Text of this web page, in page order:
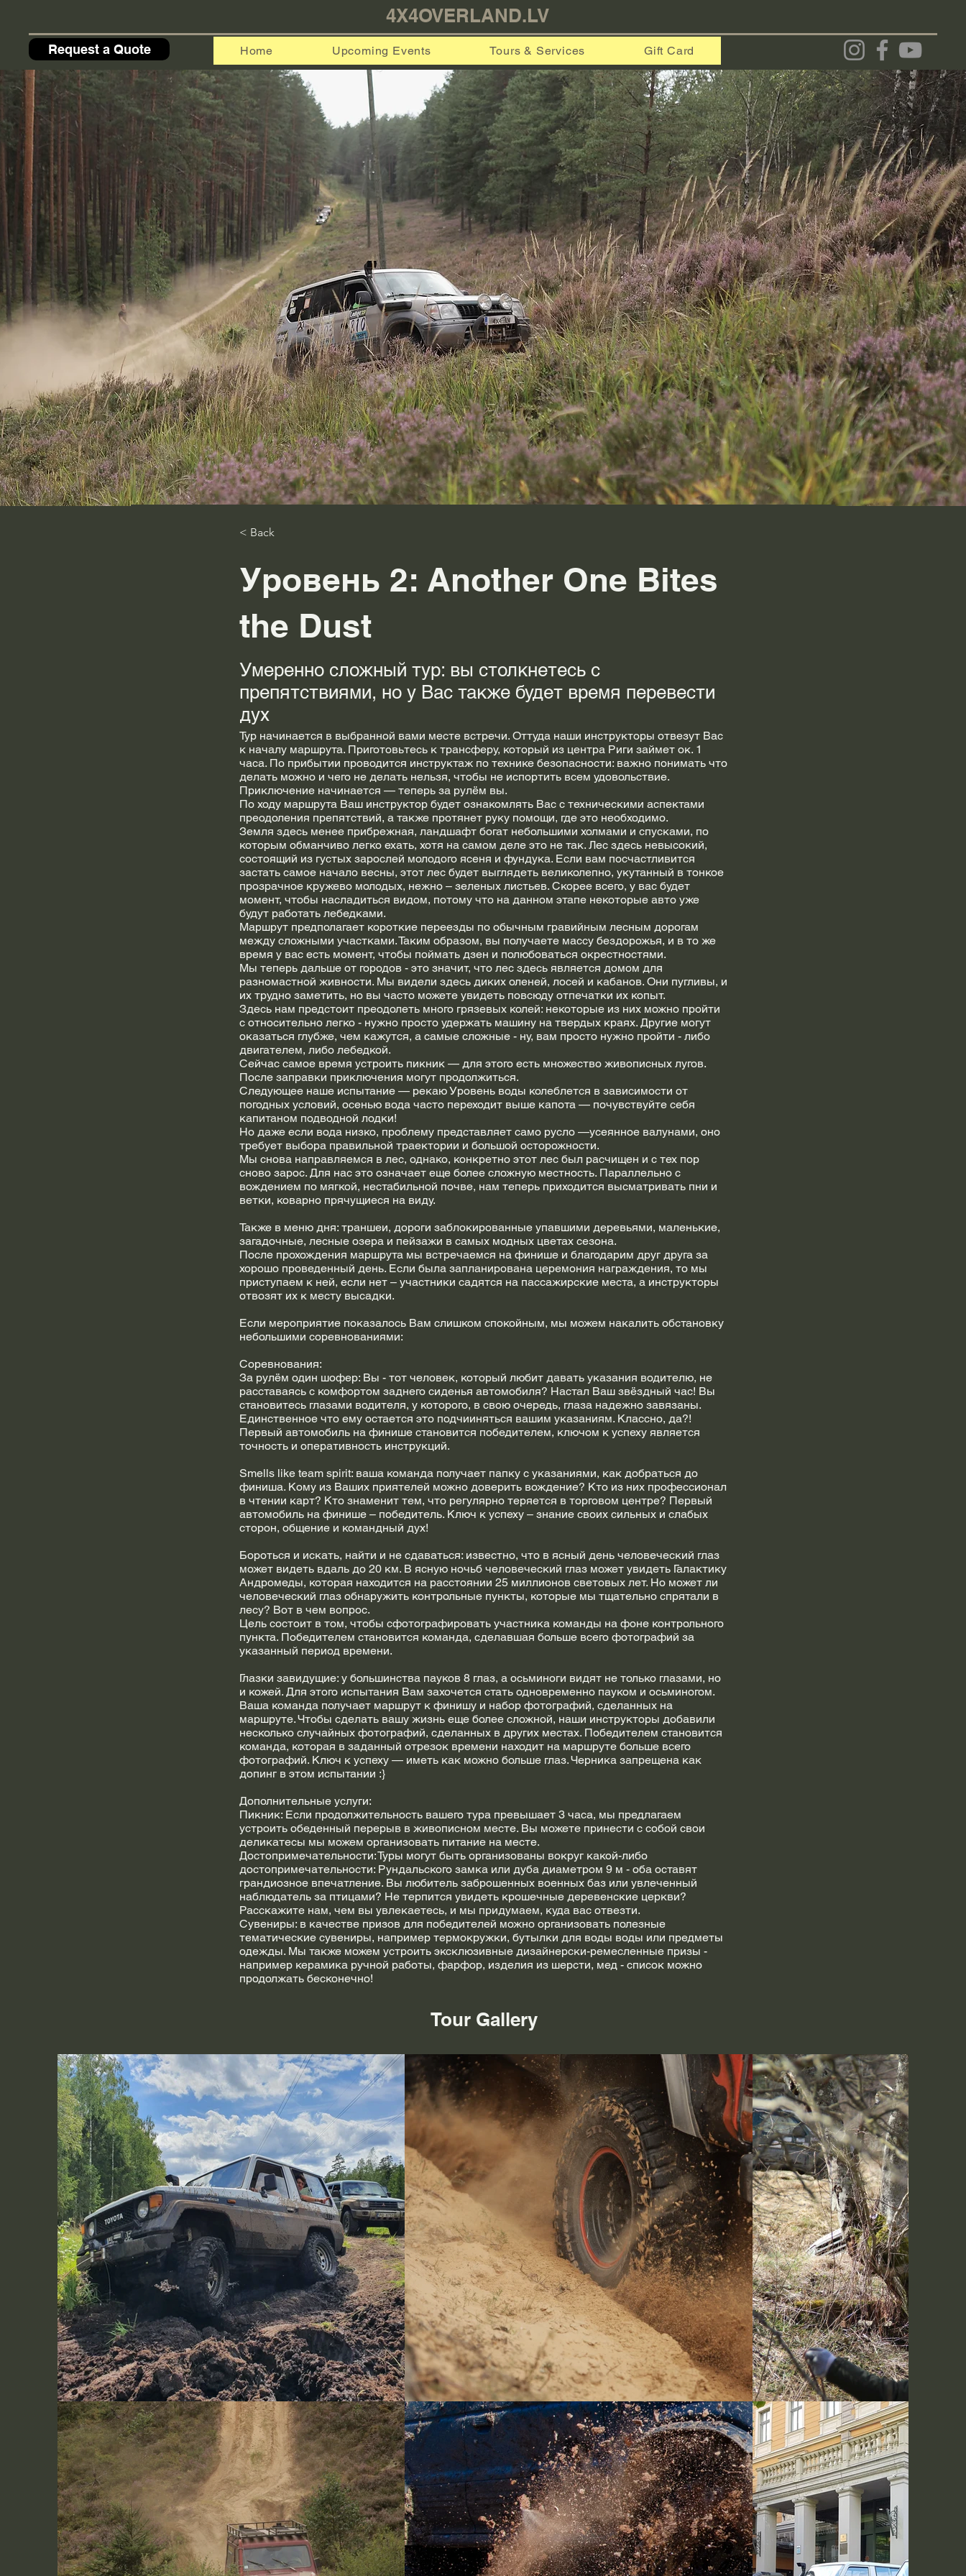
Request a Quote
4X4OVERLAND.LV
Home Upcoming Events Tours & Services Gift Card
< Back
Уровень 2: Another One Bites
the Dust
Умеренно сложный тур: вы столкнетесь с
препятствиями, но у Вас также будет время перевести
дух
Тур начинается в выбранной вами месте встречи. Оттуда наши инструкторы отвезут Вас
к началу маршрута. Приготовьтесь к трансферу, который из центра Риги займет ок. 1
часа. По прибытии проводится инструктаж по технике безопасности: важно понимать что
делать можно и чего не делать нельзя, чтобы не испортить всем удовольствие.
Приключение начинается — теперь за рулём вы.
По ходу маршрута Ваш инструктор будет ознакомлять Вас с техническими аспектами
преодоления препятствий, а также протянет руку помощи, где это необходимо.
Земля здесь менее прибрежная, ландшафт богат небольшими холмами и спусками, по
которым обманчиво легко ехать, хотя на самом деле это не так. Лес здесь невысокий,
состоящий из густых зарослей молодого ясеня и фундука. Если вам посчастливится
застать самое начало весны, этот лес будет выглядеть великолепно, укутанный в тонкое
прозрачное кружево молодых, нежно – зеленых листьев. Скорее всего, у вас будет
момент, чтобы насладиться видом, потому что на данном этапе некоторые авто уже
будут работать лебедками.
Маршрут предполагает короткие переезды по обычным гравийным лесным дорогам
между сложными участками. Таким образом, вы получаете массу бездорожья, и в то же
время у вас есть момент, чтобы поймать дзен и полюбоваться окрестностями.
Мы теперь дальше от городов - это значит, что лес здесь является домом для
разномастной живности. Мы видели здесь диких оленей, лосей и кабанов. Они пугливы, и
их трудно заметить, но вы часто можете увидеть повсюду отпечатки их копыт.
Здесь нам предстоит преодолеть много грязевых колей: некоторые из них можно пройти
с относительно легко - нужно просто удержать машину на твердых краях. Другие могут
оказаться глубже, чем кажутся, а самые сложные - ну, вам просто нужно пройти - либо
двигателем, либо лебедкой.
Сейчас самое время устроить пикник — для этого есть множество живописных лугов.
После заправки приключения могут продолжиться.
Следующее наше испытание — рекаю Уровень воды колеблется в зависимости от
погодных условий, осенью вода часто переходит выше капота — почувствуйте себя
капитаном подводной лодки!
Но даже если вода низко, проблему представляет само русло —усеянное валунами, оно
требует выбора правильной траектории и большой осторожности.
Мы снова направляемся в лес, однако, конкретно этот лес был расчищен и с тех пор
сново зарос. Для нас это означает еще более сложную местность. Параллельно с
вождением по мягкой, нестабильной почве, нам теперь приходится высматривать пни и
ветки, коварно прячущиеся на виду.
Также в меню дня: траншеи, дороги заблокированные упавшими деревьями, маленькие,
загадочные, лесные озера и пейзажи в самых модных цветах сезона.
После прохождения маршрута мы встречаемся на финише и благодарим друг друга за
хорошо проведенный день. Если была запланирована церемония награждения, то мы
приступаем к ней, если нет – участники садятся на пассажирские места, а инструкторы
отвозят их к месту высадки.
Если мероприятие показалось Вам слишком спокойным, мы можем накалить обстановку
небольшими соревнованиями:
Соревнования:
За рулём один шофер: Вы - тот человек, который любит давать указания водителю, не
расставаясь с комфортом заднего сиденья автомобиля? Настал Ваш звёздный час! Вы
становитесь глазами водителя, у которого, в свою очередь, глаза надежно завязаны.
Единственное что ему остается это подчииняться вашим указаниям. Классно, да?!
Первый автомобиль на финише становится победителем, ключом к успеху является
точность и оперативность инструкций.
Smells like team spirit: ваша команда получает папку с указаниями, как добраться до
финиша. Кому из Ваших приятелей можно доверить вождение? Кто из них профессионал
в чтении карт? Кто знаменит тем, что регулярно теряется в торговом центре? Первый
автомобиль на финише – победитель. Ключ к успеху – знание своих сильных и слабых
сторон, общение и командный дух!
Бороться и искать, найти и не сдаваться: известно, что в ясный день человеческий глаз
может видеть вдаль до 20 км. В ясную ночьб человеческий глаз может увидеть Галактику
Андромеды, которая находится на расстоянии 25 миллионов световых лет. Но может ли
человеческий глаз обнаружить контрольные пункты, которые мы тщательно спрятали в
лесу? Вот в чем вопрос.
Цель состоит в том, чтобы сфотографировать участника команды на фоне контрольного
пункта. Победителем становится команда, сделавшая больше всего фотографий за
указанный период времени.
Глазки завидущие: у большинства пауков 8 глаз, а осьминоги видят не только глазами, но
и кожей. Для этого испытания Вам захочется стать одновременно пауком и осьминогом.
Ваша команда получает маршрут к финишу и набор фотографий, сделанных на
маршруте. Чтобы сделать вашу жизнь еще более сложной, наши инструкторы добавили
несколько случайных фотографий, сделанных в других местах. Победителем становится
команда, которая в заданный отрезок времени находит на маршруте больше всего
фотографий. Ключ к успеху — иметь как можно больше глаз. Черника запрещена как
допинг в этом испытании :}
Дополнительные услуги:
Пикник: Если продолжительность вашего тура превышает 3 часа, мы предлагаем
устроить обеденный перерыв в живописном месте. Вы можете принести с собой свои
деликатесы мы можем организовать питание на месте.
Достопримечательности: Туры могут быть организованы вокруг какой-либо
достопримечательности: Рундальского замка или дуба диаметром 9 м - оба оставят
грандиозное впечатление. Вы любитель заброшенных военных баз или увлеченный
наблюдатель за птицами? Не терпится увидеть крошечные деревенские церкви?
Расскажите нам, чем вы увлекаетесь, и мы придумаем, куда вас отвезти.
Сувениры: в качестве призов для победителей можно организовать полезные
тематические сувениры, например термокружки, бутылки для воды воды или предметы
одежды. Мы также можем устроить эксклюзивные дизайнерски-ремесленные призы -
например керамика ручной работы, фарфор, изделия из шерсти, мед - список можно
продолжать бесконечно!
Tour Gallery